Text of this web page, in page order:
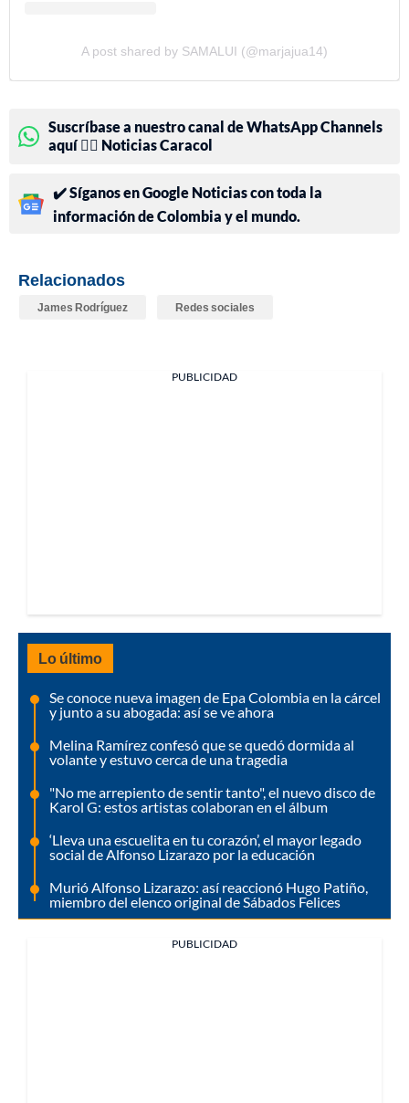
A post shared by SAMALUI (@marjajua14)
Suscríbase a nuestro canal de WhatsApp Channels
aquí 👉🏻 Noticias Caracol
✔️ Síganos en Google Noticias con toda la
información de Colombia y el mundo.
Relacionados
James Rodríguez Redes sociales
PUBLICIDAD
Lo último
Se conoce nueva imagen de Epa Colombia en la cárcel
y junto a su abogada: así se ve ahora
Melina Ramírez confesó que se quedó dormida al
volante y estuvo cerca de una tragedia
"No me arrepiento de sentir tanto", el nuevo disco de
Karol G: estos artistas colaboran en el álbum
‘Lleva una escuelita en tu corazón’, el mayor legado
social de Alfonso Lizarazo por la educación
Murió Alfonso Lizarazo: así reaccionó Hugo Patiño,
miembro del elenco original de Sábados Felices
PUBLICIDAD